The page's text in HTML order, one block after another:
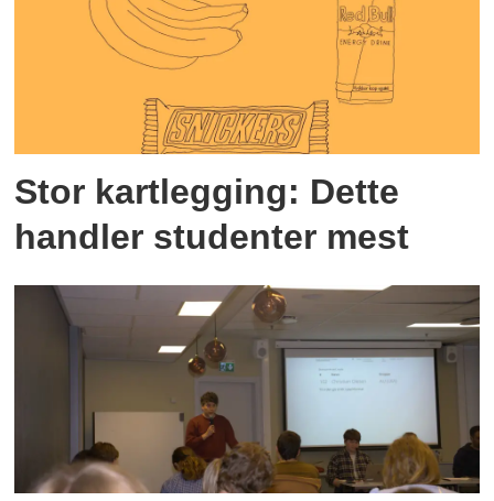
Stor kartlegging: Dette
handler studenter mest